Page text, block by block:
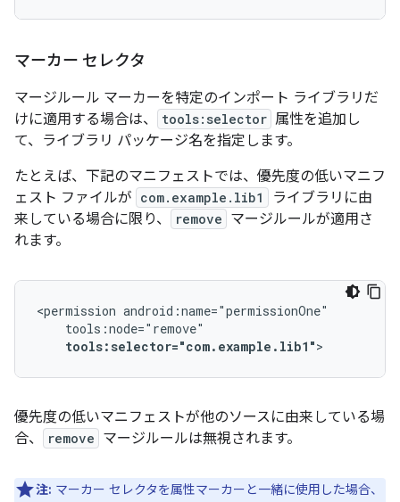
マーカー セレクタ
マージルール マーカーを特定のインポート ライブラリだ
けに適用する場合は、
tools:selector 属性を追加し
て、ライブラリ パッケージ名を指定します。
たとえば、下記のマニフェストでは、優先度の低いマニフ
ェスト ファイルが com.example.lib1
ライブラリに由
来している場合に限り、
remove マージルールが適用さ
れます。
<permission
tools:selector="com.example.lib1">
優先度の低いマニフェストが他のソースに由来している場
合、
remove マージルールは無視されます。
注: マーカー セレクタを属性マーカーと一緒に使用した場合、